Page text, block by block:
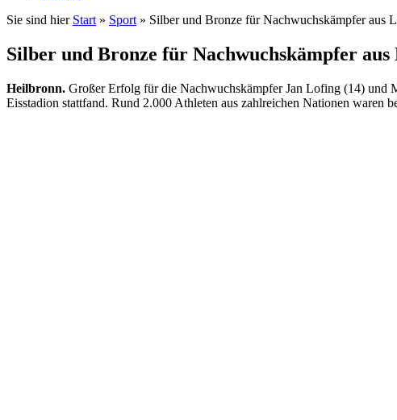
Sie sind hier Start » Sport » Silber und Bronze für Nachwuchskämpfer aus
Silber und Bronze für Nachwuchskämpfer aus
Heilbronn. Großer Erfolg für die Nachwuchskämpfer Jan Lofing (14) und
Eisstadion stattfand. Rund 2.000 Athleten aus zahlreichen Nationen waren